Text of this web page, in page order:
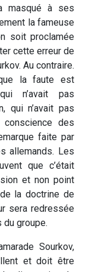
masqué à ses
la fameuse
soit proclamée
cette erreur de
Au contraire.
la faute est
n’avait pas
qui n’avait pas
des
faite par
allemands. Les
que c’était
et non point
la doctrine de
sera redressée
groupe.
Sourkov,
et doit être